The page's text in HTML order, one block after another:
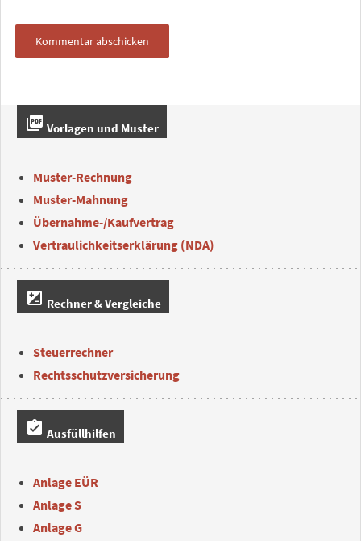
picture_as_pdf Vorlagen und Muster
Muster-Rechnung
Muster-Mahnung
Übernahme-/Kaufvertrag
Vertraulichkeitserklärung (NDA)
iso Rechner & Vergleiche
Steuerrechner
Rechtsschutzversicherung
assignment_turned_in Ausfüllhilfen
Anlage EÜR
Anlage S
Anlage G